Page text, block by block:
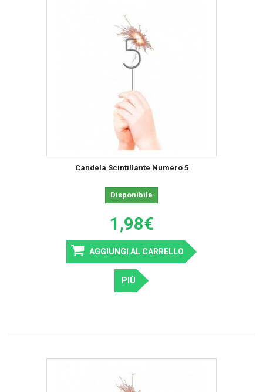
Candela Scintillante Numero 5
Disponibile
1,98€
AGGIUNGI AL CARRELLO
PIÙ